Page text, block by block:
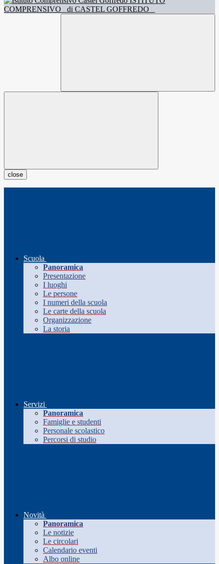
COMPRENSIVO
di CASTEL GOFFREDO
close
Scuola
Panoramica
Presentazione
I luoghi
Le persone
I numeri della scuola
Le carte della scuola
Organizzazione
La storia
Servizi
Panoramica
Famiglie e studenti
Personale scolastico
Percorsi di studio
Novità
Panoramica
Le notizie
Le circolari
Calendario eventi
Albo online